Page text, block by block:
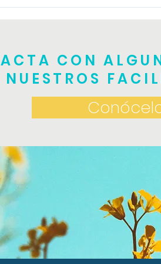
Taller de TRE
CON
NUESTROS